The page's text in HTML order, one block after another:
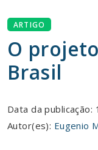
ARTIGO
O
Brasil
Data da
Autor(es): Eugenio